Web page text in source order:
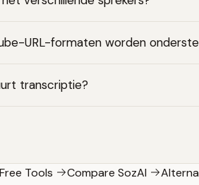
URL-formaten worden
transcriptie?
Free Tools Compare SozAI